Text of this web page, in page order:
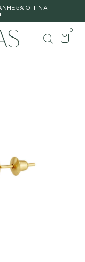
5% OFF NA
0